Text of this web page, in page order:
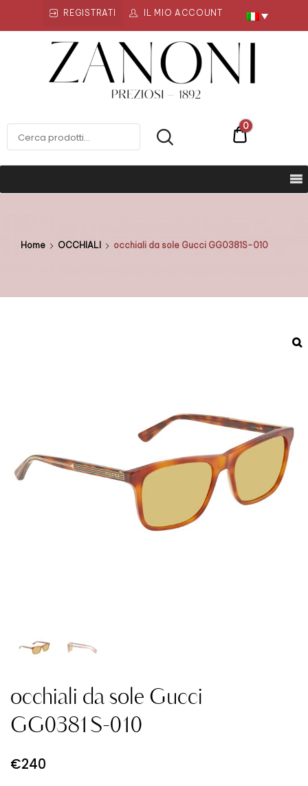
REGISTRATI IL MIO ACCOUNT
ZANONI PREZIOSI €0
0
Home OCCHIALI occhiali da sole Gucci GG0381S-010
occhiali da sole Gucci
GG0381S-010
€240